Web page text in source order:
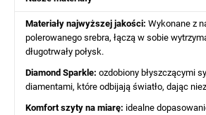
Materiały najwyższej jakości: Wykonane z
polerowanego srebra, łączą w sobie
długotrwały połysk.
Diamond Sparkle: ozdobiony błyszczącymi
diamentami, które odbijają światło, dając
Komfort szyty na miarę: idealne